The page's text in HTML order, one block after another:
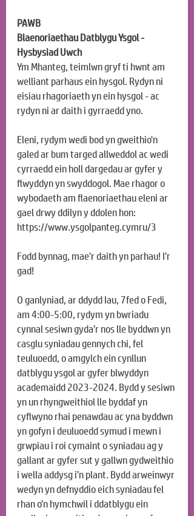
PAWB
Blaenoriaethau Datblygu Ysgol -
Hysbysiad Uwch
Ym Mhanteg, teimlwn gryf ti hwnt am
welliant parhaus ein hysgol. Rydyn ni
eisiau rhagoriaeth yn ein hysgol - ac
rydyn ni ar daith i gyrraedd yno.
Eleni, rydym wedi bod yn gweithio'n
galed ar bum targed allweddol ac wedi
cyrraedd ein holl dargedau ar gyfer y
flwyddyn yn swyddogol. Mae rhagor o
wybodaeth am flaenoriaethau eleni ar
gael drwy ddilyn y ddolen hon:
https://www.ysgolpanteg.cymru/3
Fodd bynnag, mae'r daith yn parhau! I’r
gad!
O ganlyniad, ar ddydd Iau, 7fed o Fedi,
am 4:00-5:00, rydym yn bwriadu
cynnal sesiwn gyda’r nos lle byddwn yn
casglu syniadau gennych chi, fel
teuluoedd, o amgylch ein cynllun
datblygu ysgol ar gyfer blwyddyn
academaidd 2023-2024. Bydd y sesiwn
yn un rhyngweithiol lle byddaf yn
cyflwyno rhai penawdau ac yna byddwn
yn gofyn i deuluoedd symud i mewn i
grwpiau i roi cymaint o syniadau ag y
gallant ar gyfer sut y gallwn gydweithio
i wella addysg i’n plant. Bydd arweinwyr
wedyn yn defnyddio eich syniadau fel
rhan o’n hymchwil i ddatblygu ein